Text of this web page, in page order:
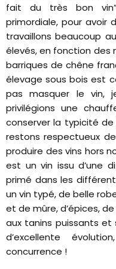
fait du très bon
primordiale, pour avoir
travaillons beaucoup
élevés, en fonction des
barriques de chêne
élevage sous bois est
pas masquer le vin,
privilégions une
conserver la typicité de
restons respectueux
produire des vins hors
est un vin issu d’une
primé dans les
un vin typé, de belle
et de mûre, d’épices,
aux tanins puissants
d’excellente
concurrence !